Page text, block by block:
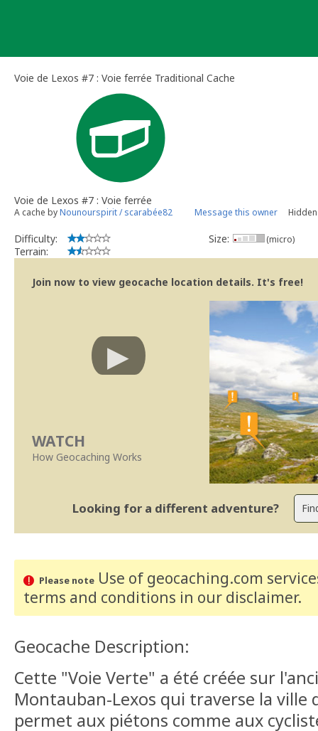
Voie de Lexos #7 : Voie ferrée Traditional Cache
Voie de Lexos #7 : Voie ferrée
A cache byNounourspirit / scarabée82 Message this owner
Difficulty:
Terrain:
Size: (micro)
Join now to view geocache location details. It's free!
WATCH
How Geocaching Works
Looking for a different adventure?
Please noteUse of geocaching.com
terms and conditions in our disclaimer.
Geocache Description:
Cette "Voie Verte" a été créée sur
Montauban-Lexos qui traverse la ville
permet aux piétons comme aux